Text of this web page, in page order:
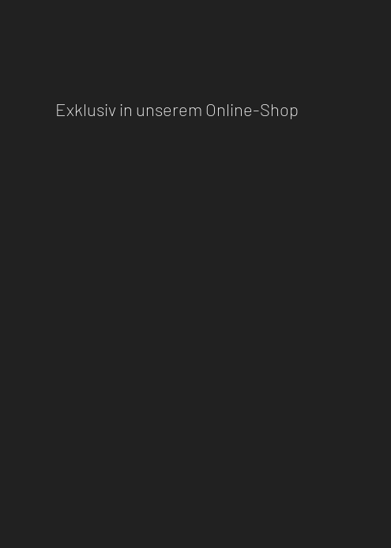
Exklusiv in unserem Online-Shop